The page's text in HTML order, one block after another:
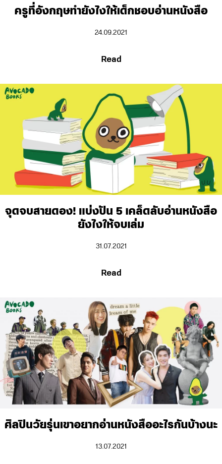
ครูที่อังกฤษทำยังไงให้เด็กชอบอ่านหนังสือ
24.09.2021
Read
จุดจบสายดอง! แบ่งปัน 5 เคล็ดลับอ่านหนังสือ
ยังไงให้จบเล่ม
31.07.2021
Read
ศิลปินวัยรุ่นเขาอยากอ่านหนังสืออะไรกันบ้างนะ
13.07.2021